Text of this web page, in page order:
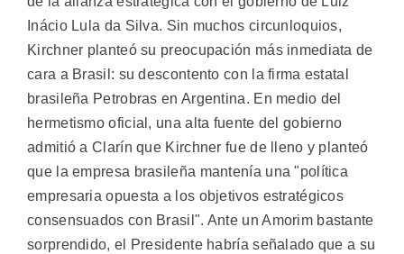
Inácio Lula da Silva. Sin muchos circunloquios,
Kirchner planteó su preocupación más inmediata de
cara a Brasil: su descontento con la firma estatal
brasileña Petrobras en Argentina. En medio del
hermetismo oficial, una alta fuente del gobierno
admitió a Clarín que Kirchner fue de lleno y planteó
que la empresa brasileña mantenía una "política
empresaria opuesta a los objetivos estratégicos
consensuados con Brasil". Ante un Amorim bastante
sorprendido, el Presidente habría señalado que a su